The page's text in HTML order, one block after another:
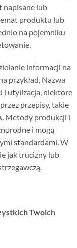
napisane lub
produktu lub
na pojemniku
informacji na
przykład, Nazwa
i utylizacja, niektóre
przepisy, takie
Metody produkcji i
i mogą
standardami. W
jak trucizny lub
Twoich